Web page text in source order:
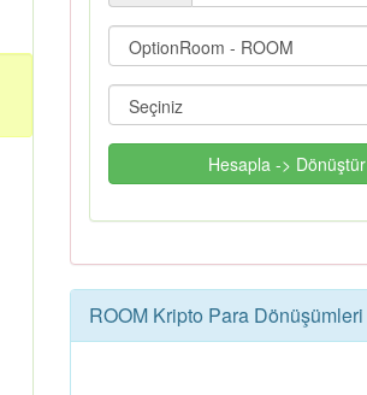
Hesapla -> Dönüştür
ROOM Kripto Para Dönüşümleri